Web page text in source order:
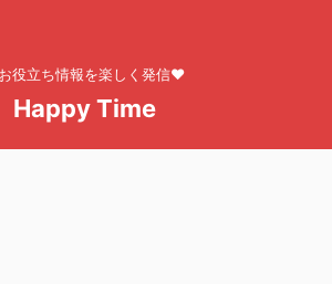
役立ち情報を楽しく発信❤
Happy Time